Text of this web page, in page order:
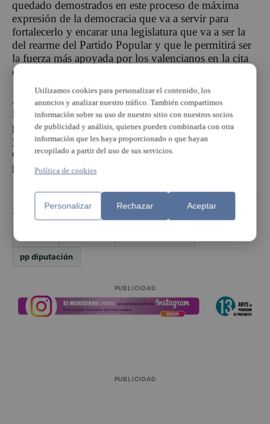
quedado demostrados en este proceso de máxima
expresión de la democracia que va a servir para
fortalecerlo y encarar una legislatura que va a ser la
del rearme del Partido Popular y que le permitirá ser
la fuerza más apoyada por los valencianos en la cita
de 2023», ha explicado.
Adsuara ha asegurado que «el grupo popular en la
Diputación va a trabajar para analizar y atender los
problemas de cada municipio y comarca de Valencia
y quedará a disposición para ayudar a todos los
concejales, portavoces y alcaldes del partido en la
provincia».
TEMAS
pp diputación
PUBLICIDAD
PUBLICIDAD
Utilizamos cookies para personalizar el contenido, los
anuncios y analizar nuestro tráfico. También compartimos
información sobre su uso de nuestro sitio con nuestros socios
de publicidad y análisis, quienes pueden combinarla con otra
información que les haya proporcionado o que hayan
recopilado a partir del uso de sus servicios.
Política de cookies
Personalizar Rechazar Aceptar